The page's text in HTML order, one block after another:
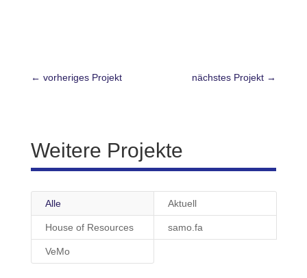
← vorheriges Projekt nächstes Projekt →
Weitere Projekte
Alle Aktuell
House of Resources samo.fa
VeMo